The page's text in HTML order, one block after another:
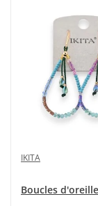
IKITA